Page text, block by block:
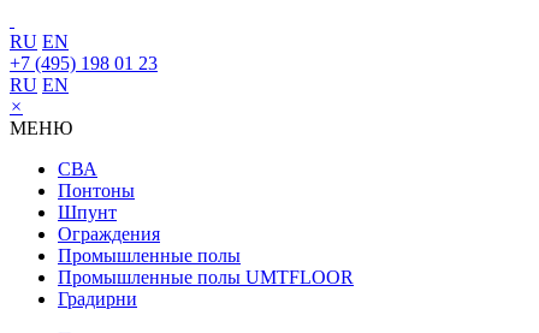
RU EN
+7 (495) 198 01 23
RU EN
×
МЕНЮ
СВА
Понтоны
Шпунт
Ограждения
Промышленные полы
Промышленные полы UMTFLOOR
Градирни